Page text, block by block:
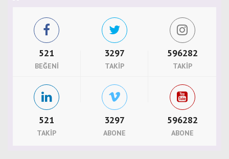
521
BEĞENI
3297
TAKIP
596282
TAKIP
521
TAKIP
3297
ABONE
596282
ABONE